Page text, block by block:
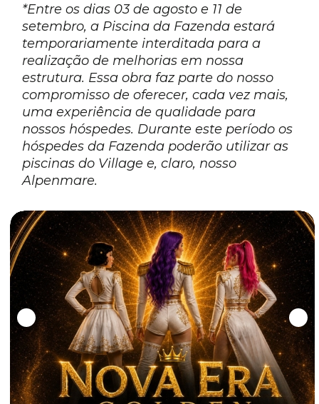
*Entre os dias 03 de agosto e 11 de
setembro, a Piscina da Fazenda estará
temporariamente interditada para a
realização de melhorias em nossa
estrutura. Essa obra faz parte do nosso
compromisso de oferecer, cada vez mais,
uma experiência de qualidade para
nossos hóspedes. Durante este período os
hóspedes da Fazenda poderão utilizar as
piscinas do Village e, claro, nosso
Alpenmare.